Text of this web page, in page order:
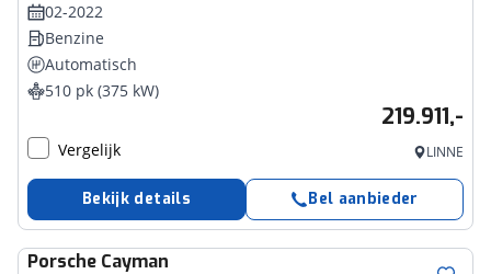
02-2022
Benzine
Automatisch
510 pk (375 kW)
219.911,-
Vergelijk LINNE
Bekijk details Bel aanbieder
Porsche Cayman